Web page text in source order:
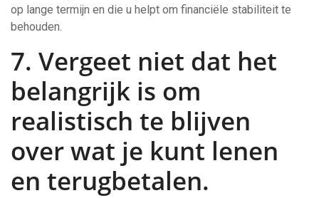
op lange termijn en die u helpt om financiële stabiliteit te
behouden.
7. Vergeet niet dat het
belangrijk is om
realistisch te blijven
over wat je kunt lenen
en terugbetalen.